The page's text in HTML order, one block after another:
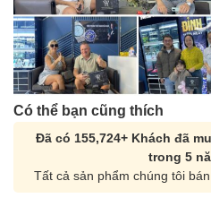
Có thể bạn cũng thích
Đã có 155,724+ Khách đã
trong 5
Tất cả sản phẩm chúng tôi
Orient Nam RA-